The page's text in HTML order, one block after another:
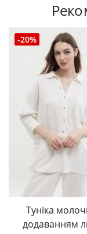
-20%
Туніка
додаванням